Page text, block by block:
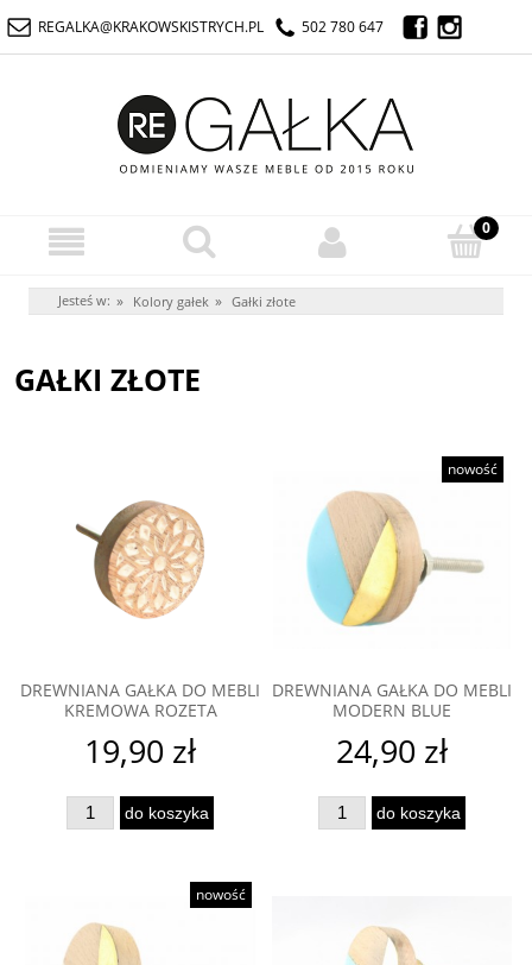
REGALKA@KRAKOWSKISTRYCH.PL 502 780 647
Jesteś w: » Kolory gałek » Gałki złote
GAŁKI ZŁOTE
DREWNIANA GAŁKA DO MEBLI
KREMOWA ROZETA
19,90 zł
do koszyka
DREWNIANA GAŁKA DO MEBLI
MODERN BLUE
24,90 zł
do koszyka
nowość
nowość